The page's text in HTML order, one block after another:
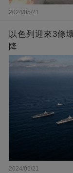
2024/05/21
以色列迎來3條
降
2024/05/21